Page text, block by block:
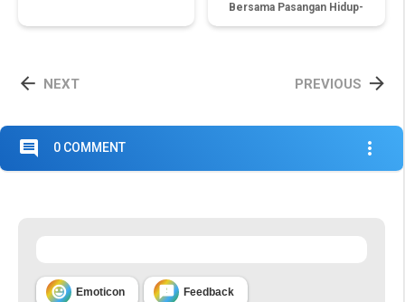
Bersama Pasangan Hidup-
 NEXT 
PREVIOUS
comment 0 COMMENT more_vert
 Emoticon  Feedback